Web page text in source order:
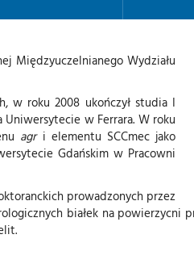
Międzyuczelnianego Wydziału
w roku 2008 ukończył studia I
w Ferrara. W roku
agri elementu SCCmec jako
Gdańskim w Pracowni
prowadzonych przez
białek na powierzycni